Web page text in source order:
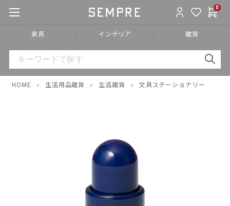
0
家具 インテリア 雑貨
HOME » 生活用品雑貨 » 生活雑貨 » 文具ステーショナリー